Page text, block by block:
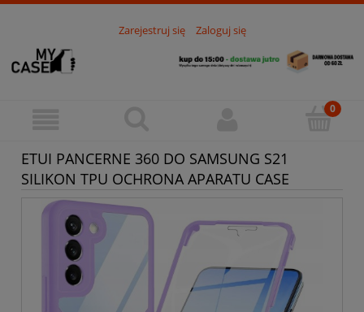
Zarejestruj się Zaloguj się
ETUI PANCERNE 360 DO SAMSUNG S21
SILIKON TPU OCHRONA APARATU CASE